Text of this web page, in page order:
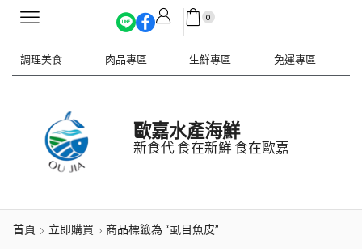
0
調理美食 肉品專區 生鮮專區 免運專區
歐嘉水產海鮮
新食代 食在新鮮 食在歐嘉
首頁 立即購買 商品標籤為 “虱目魚皮”